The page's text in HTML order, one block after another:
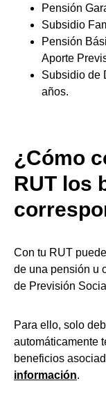
Pensión
Subsidio
Pensión
Aporte
Subsidio de
años.
¿Cómo
RUT los
Con tu RUT
de una pensión u
de Previsión
Para ello, solo
automáticamente
beneficios
información.